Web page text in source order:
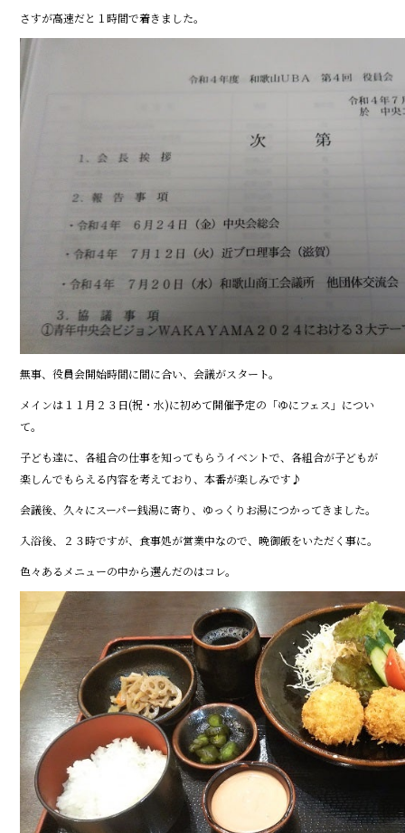
さすが高速だと１時間で着きました。
無事、役員会開始時間に間に合い、会議がスタート。
メインは１１月２３日(祝・水)に初めて開催予定の「ゆにフェス」につい
て。
子ども達に、各組合の仕事を知ってもらうイベントで、各組合が子どもが
楽しんでもらえる内容を考えており、本番が楽しみです♪
会議後、久々にスーパー銭湯に寄り、ゆっくりお湯につかってきました。
入浴後、２３時ですが、食事処が営業中なので、晩御飯をいただく事に。
色々あるメニューの中から選んだのはコレ。